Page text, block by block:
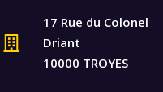
17 Rue du Colonel
Driant
10000 TROYES